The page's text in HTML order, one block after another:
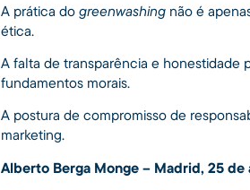
A prática do greenwashing não é
ética.
A falta de transparência e honestidade
fundamentos morais.
A postura de compromisso de
marketing.
Alberto Berga Monge – Madrid, 25 de